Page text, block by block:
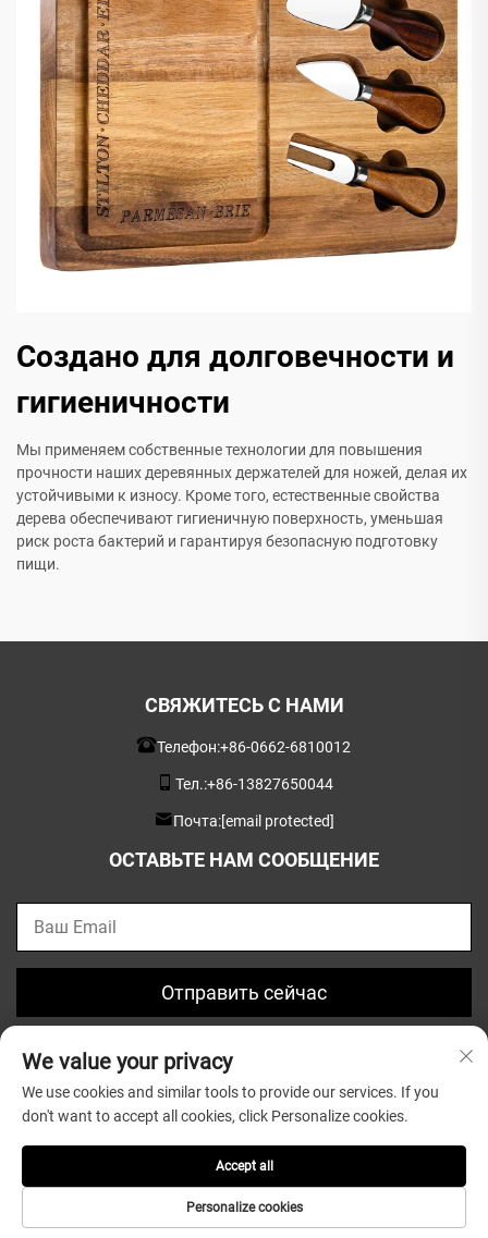
Создано для долговечности и
гигиеничности
Мы применяем собственные технологии для повышения
прочности наших деревянных держателей для ножей, делая их
устойчивыми к износу. Кроме того, естественные свойства
дерева обеспечивают гигиеничную поверхность, уменьшая
риск роста бактерий и гарантируя безопасную подготовку
пищи.
СВЯЖИТЕСЬ С НАМИ
Телефон:+86-0662-6810012
Тел.:+86-13827650044
Почта:[email protected]
ОСТАВЬТЕ НАМ СООБЩЕНИЕ
Отправить сейчас
Политика конфиденциальности
We value your privacy
We use cookies and similar tools to provide our services. If you
don't want to accept all cookies, click Personalize cookies.
Personalize cookies
Accept all